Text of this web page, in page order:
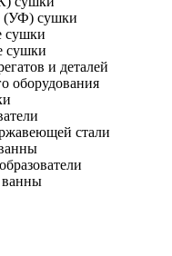
(УФ) сушки
сушки
сушки
и деталей
оборудования
стали